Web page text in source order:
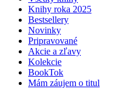
Knihy roka 2025
Bestsellery
Novinky
Pripravované
Akcie a zľavy
Kolekcie
BookTok
Mám záujem o titul